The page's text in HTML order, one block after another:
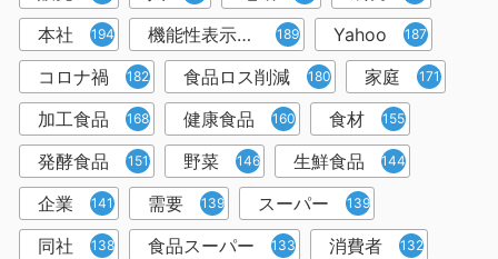
本社 194 機能性表示食品 189 Yahoo 187
コロナ禍 182 食品ロス削減 180 家庭 171
加工食品 168 健康食品 160 食材 155
発酵食品 151 野菜 146 生鮮食品 144
企業 141 需要 139 スーパー 139
同社 138 食品スーパー 133 消費者 132